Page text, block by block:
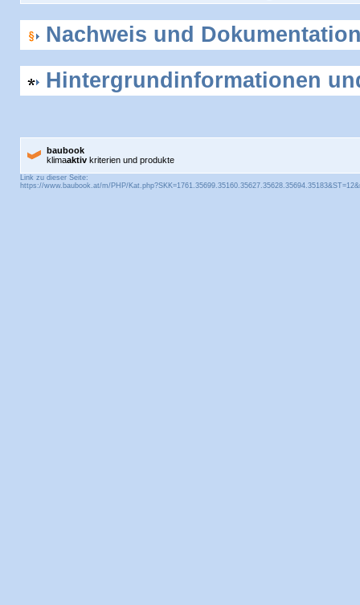
Nachweis und
Hintergrundinformationen
baubook
klimaaktiv kriterien und produkte
Link zu dieser Seite: